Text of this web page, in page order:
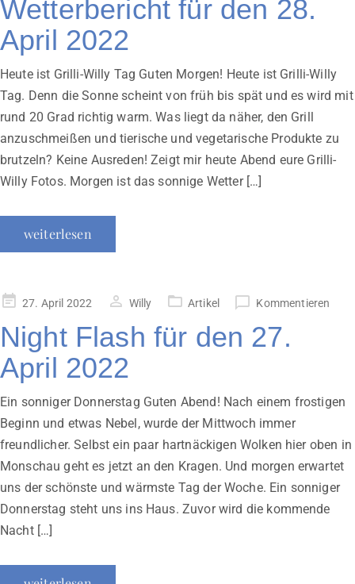
Wetterbericht für den 28.
April 2022
Heute ist Grilli-Willy Tag Guten Morgen! Heute ist Grilli-Willy
Tag. Denn die Sonne scheint von früh bis spät und es wird mit
rund 20 Grad richtig warm. Was liegt da näher, den Grill
anzuschmeißen und tierische und vegetarische Produkte zu
brutzeln? Keine Ausreden! Zeigt mir heute Abend eure Grilli-
Willy Fotos. Morgen ist das sonnige Wetter […]
weiterlesen
Veröffentlicht
27. April 2022 Willy Artikel Kommentieren
Night Flash für den 27.
April 2022
Ein sonniger Donnerstag Guten Abend! Nach einem frostigen
Beginn und etwas Nebel, wurde der Mittwoch immer
freundlicher. Selbst ein paar hartnäckigen Wolken hier oben in
Monschau geht es jetzt an den Kragen. Und morgen erwartet
uns der schönste und wärmste Tag der Woche. Ein sonniger
Donnerstag steht uns ins Haus. Zuvor wird die kommende
Nacht […]